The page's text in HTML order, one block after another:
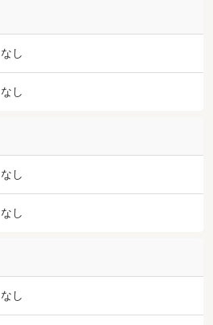
なし
なし
なし
なし
なし